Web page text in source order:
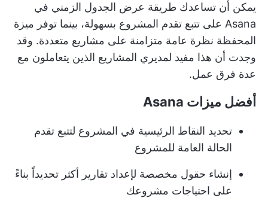
يمكن أن تساعدك طريقة عرض الجدول الزمني في
Asana على تتبع تقدم المشروع بسهولة، بينما توفر ميزة
المحفظة نظرة عامة متزامنة على مشاريع متعددة. وقد
وجدت أن هذا مفيد لمديري المشاريع الذين يتعاملون مع
عدة فرق عمل.
أفضل ميزات Asana
تحديد النقاط الرئيسية في المشروع لتتبع تقدم
الحالة العامة للمشروع
إنشاء حقول مخصصة لإعداد تقارير أكثر تحديداً بناءً
على احتياجات مشروعك